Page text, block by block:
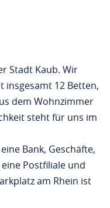
Stadt Kaub. Wir
insgesamt 12 Betten,
dem Wohnzimmer
steht für uns im
Bank, Geschäfte,
Postfiliale und
am Rhein ist